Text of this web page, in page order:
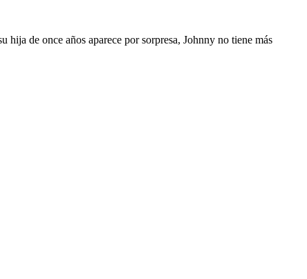
de once años aparece por sorpresa, Johnny no tiene más